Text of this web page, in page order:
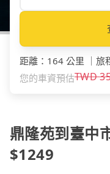
距離 ： 164 公里 ｜ 旅
您的車資預估TWD
鼎隆苑到臺中
$1249